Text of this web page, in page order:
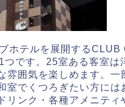
ホテルを展開するCLUB
つです。25室ある客室は
雰囲気を楽しめます。一
室でくつろぎたい方には
リンク・各種アメニティ